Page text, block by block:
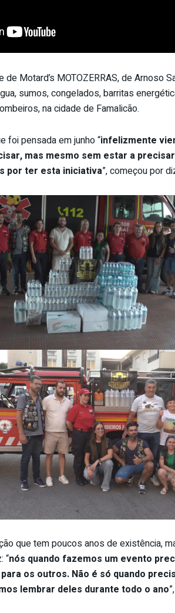
de Motard’s MOTOZERRAS, de Arnoso
sumos, congelados, barritas
na cidade de Famalicão.
foi pensada em junho “infelizmente
mas mesmo sem estar a
por ter esta iniciativa”, começou por
que tem poucos anos de existência,
“nós quando fazemos um evento
os outros. Não é só quando
lembrar deles durante todo o ano